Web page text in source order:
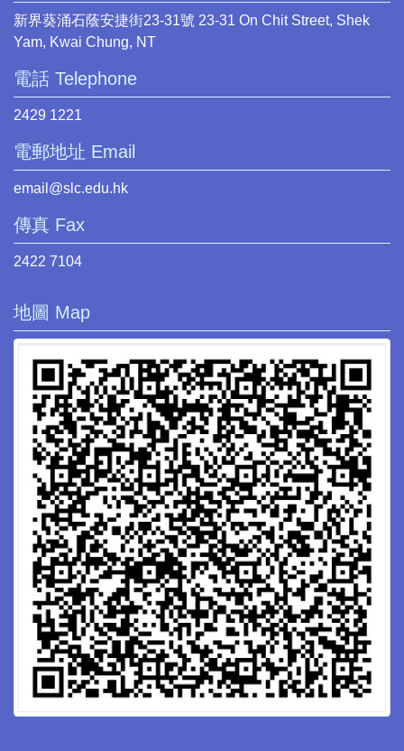
新界葵涌石蔭安捷街23-31號 23-31 On Chit Street, Shek
Yam, Kwai Chung, NT
電話 Telephone
2429 1221
電郵地址 Email
email@slc.edu.hk
傳真 Fax
2422 7104
地圖 Map